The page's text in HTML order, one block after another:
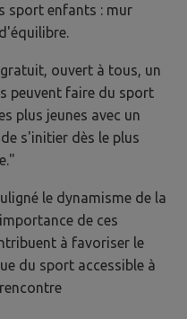
sport enfants : mur
ouvert à tous, un
peuvent faire du sport
plus jeunes avec un
s'initier dès le plus
le dynamisme de la
de ces
à favoriser le
du sport accessible à